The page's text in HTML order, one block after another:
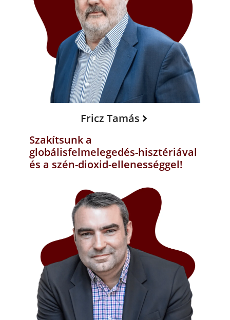
Fricz Tamás
Szakítsunk a
globálisfelmelegedés-hisztériával
és a szén-dioxid-ellenességgel!